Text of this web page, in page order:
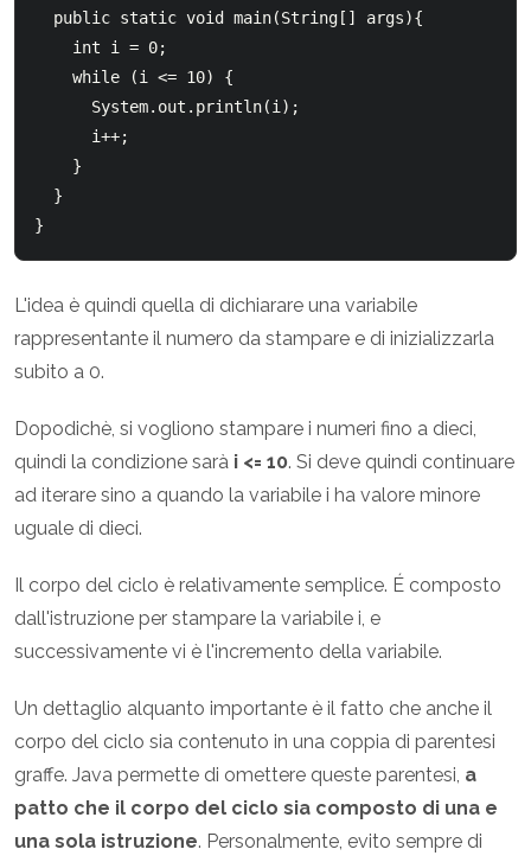
public static void main(String[] args){
int i = 0;
while (i <= 10) {
System.out.println(i);
i++;
}
}
L'idea è quindi quella di dichiarare una variabile
rappresentante il numero da stampare e di inizializzarla
subito a 0.
Dopodichè, si vogliono stampare i numeri fino a dieci,
quindi la condizione sarà i <= 10. Si deve quindi continuare
ad iterare sino a quando la variabile i ha valore minore
uguale di dieci.
Il corpo del ciclo è relativamente semplice. É composto
dall'istruzione per stampare la variabile i, e
successivamente vi è l'incremento della variabile.
Un dettaglio alquanto importante è il fatto che anche il
corpo del ciclo sia contenuto in una coppia di parentesi
graffe. Java permette di omettere queste parentesi, a
patto che il corpo del ciclo sia composto di una e
una sola istruzione. Personalmente, evito sempre di